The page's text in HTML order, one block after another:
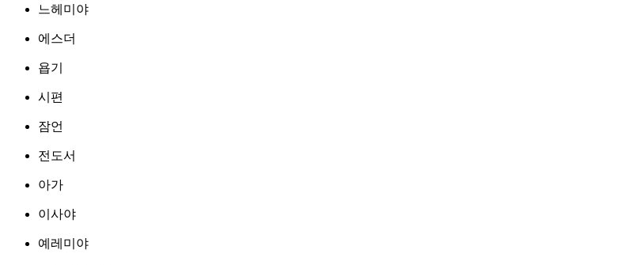
느헤미야
에스더
욥기
시편
잠언
전도서
아가
이사야
예레미야